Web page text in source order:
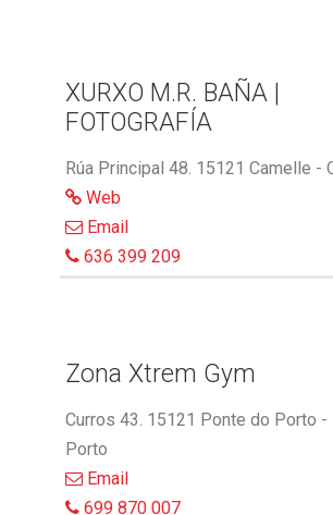
XURXO M.R. BAÑA |
FOTOGRAFÍA
Rúa Principal 48. 15121 Camelle -
Web
Email
636 399 209
Zona Xtrem Gym
Curros 43. 15121 Ponte do Porto -
Porto
Email
699 870 007